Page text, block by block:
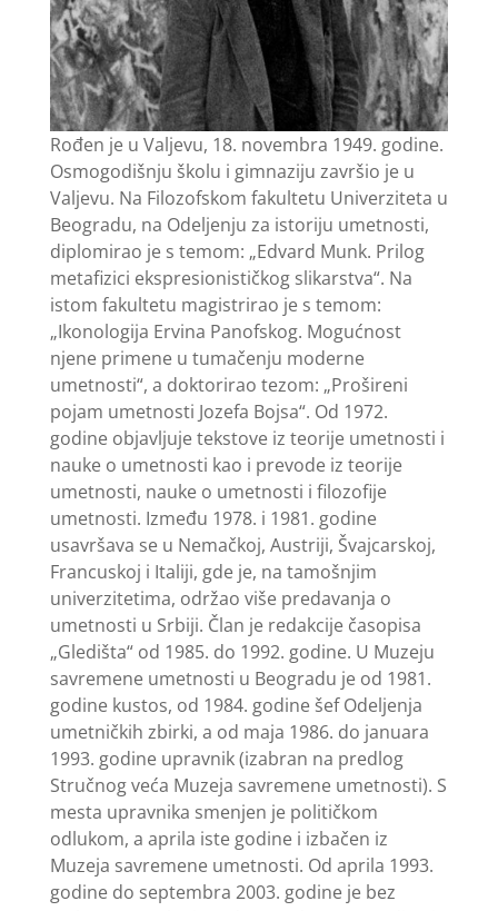
Rođen je u Valjevu, 18. novembra 1949. godine.
Osmogodišnju školu i gimnaziju završio je u
Valjevu. Na Filozofskom fakultetu Univerziteta u
Beogradu, na Odeljenju za istoriju umetnosti,
diplomirao je s temom: „Edvard Munk. Prilog
metafizici ekspresionističkog slikarstva“. Na
istom fakultetu magistrirao je s temom:
„Ikonologija Ervina Panofskog. Mogućnost
njene primene u tumačenju moderne
umetnosti“, a doktorirao tezom: „Prošireni
pojam umetnosti Jozefa Bojsa“. Od 1972.
godine objavljuje tekstove iz teorije umetnosti i
nauke o umetnosti kao i prevode iz teorije
umetnosti, nauke o umetnosti i filozofije
umetnosti. Između 1978. i 1981. godine
usavršava se u Nemačkoj, Austriji, Švajcarskoj,
Francuskoj i Italiji, gde je, na tamošnjim
univerzitetima, održao više predavanja o
umetnosti u Srbiji. Član je redakcije časopisa
„Gledišta“ od 1985. do 1992. godine. U Muzeju
savremene umetnosti u Beogradu je od 1981.
godine kustos, od 1984. godine šef Odeljenja
umetničkih zbirki, a od maja 1986. do januara
1993. godine upravnik (izabran na predlog
Stručnog veća Muzeja savremene umetnosti). S
mesta upravnika smenjen je političkom
odlukom, a aprila iste godine i izbačen iz
Muzeja savremene umetnosti. Od aprila 1993.
godine do septembra 2003. godine je bez